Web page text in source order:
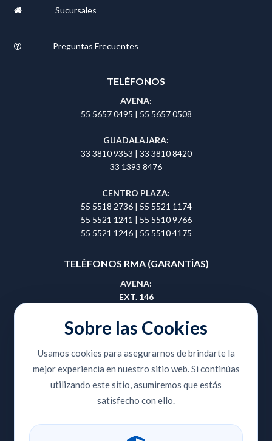
Sucursales
Preguntas Frecuentes
TELÉFONOS
AVENA:
55 5657 0495 | 55 5657 0508
GUADALAJARA:
33 3810 9353 | 33 3810 8420
33 1393 8476
CENTRO PLAZA:
55 5518 2736| 55 5521 1174
55 5521 1241 | 55 5510 9766
55 5521 1246 | 55 5510 4175
TELÉFONOS RMA (GARANTÍAS)
AVENA:
EXT. 146
EXT. 414
33 3810 9353|33 3810 8420
CENTRO PLAZA:
Sobre las Cookies
Usamos cookies para asegurarnos de brindarte la
mejor experiencia en nuestro sitio web. Si continúas
utilizando este sitio, asumiremos que estás
satisfecho con ello.